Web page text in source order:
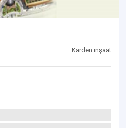
Karden inşaat